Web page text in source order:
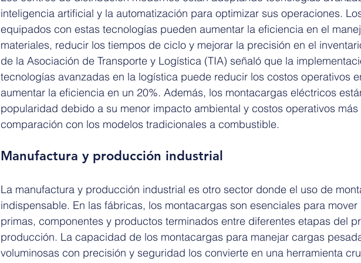
inteligencia artificial y la automatización para optimizar sus operaciones.
equipados con estas tecnologías pueden aumentar la eficiencia en el
materiales, reducir los tiempos de ciclo y mejorar la precisión en el
de la Asociación de Transporte y Logística (TIA) señaló que la
tecnologías avanzadas en la logística puede reducir los costos operativos
aumentar la eficiencia en un 20%. Además, los montacargas eléctricos
popularidad debido a su menor impacto ambiental y costos operativos
comparación con los modelos tradicionales a combustible.
Manufactura y producción industrial
La manufactura y producción industrial es otro sector donde el uso de
indispensable. En las fábricas, los montacargas son esenciales para
primas, componentes y productos terminados entre diferentes etapas del
producción. La capacidad de los montacargas para manejar cargas
voluminosas con precisión y seguridad los convierte en una herramienta